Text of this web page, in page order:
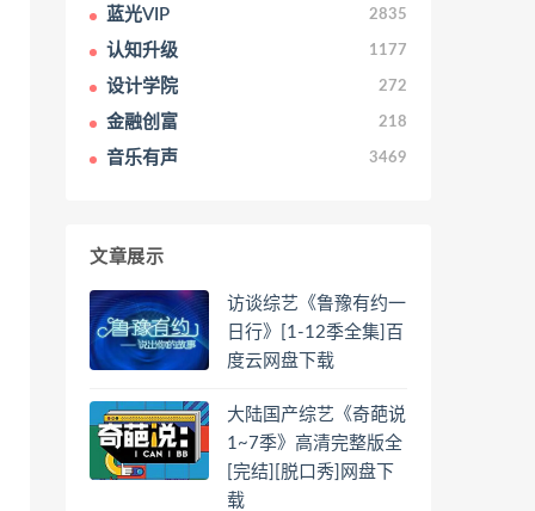
蓝光VIP 2835
认知升级 1177
设计学院 272
金融创富 218
音乐有声 3469
文章展示
访谈综艺《鲁豫有约一
日行》[1-12季全集]百
度云网盘下载
大陆国产综艺《奇葩说
1~7季》高清完整版全
[完结][脱口秀]网盘下
载